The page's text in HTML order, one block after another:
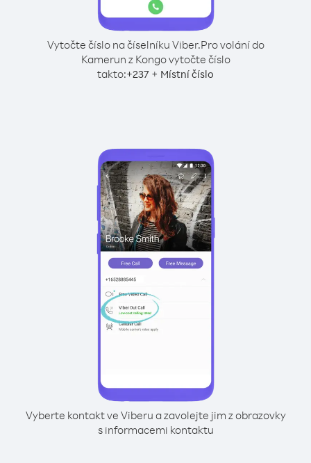
Vytočte číslo na číselníku Viber.Pro volání do
Kamerun z Kongo vytočte číslo
takto:+237 + Místní číslo
Vyberte kontakt ve Viberu a zavolejte jim z obrazovky
s informacemi kontaktu